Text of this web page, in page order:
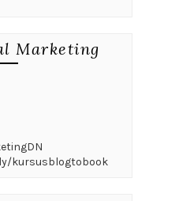
Marketing
kursusblogtobook